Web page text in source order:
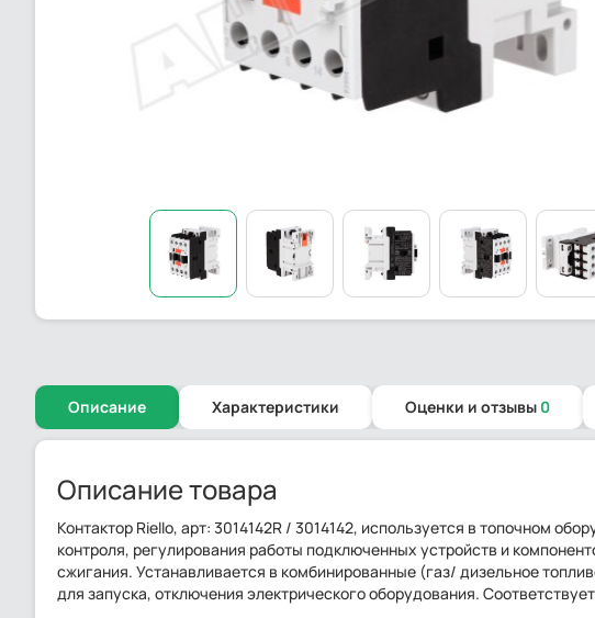
Описание Характеристики Оценки и отзывы 0
Описание товара
Контактор Riello, арт: 3014142R / 3014142, используется в топочном
контроля, регулирования работы подключенных устройств и
сжигания. Устанавливается в комбинированные (газ/ дизельное
для запуска, отключения электрического оборудования.